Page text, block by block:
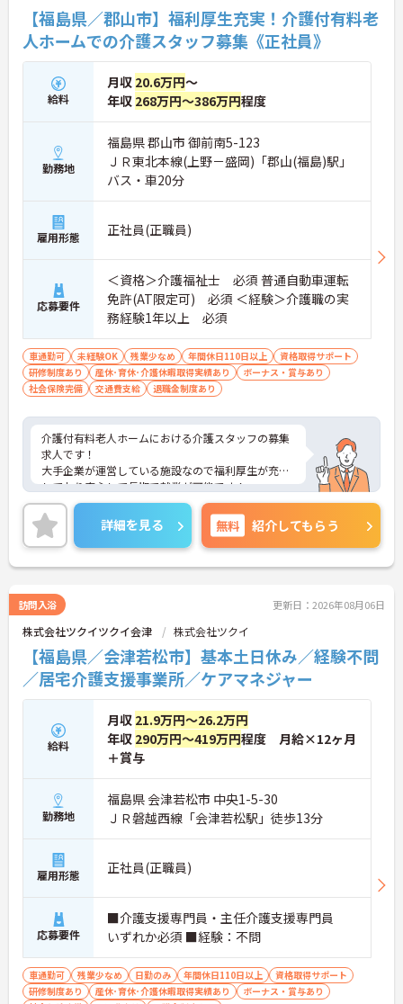
【福島県／郡山市】福利厚生充実！介護付有料老
人ホームでの介護スタッフ募集《正社員》
給料
月収 20.6万円～
年収 268万円～386万円程度
勤務地
福島県 郡山市 御前南5-123
ＪＲ東北本線(上野－盛岡)「郡山(福島)駅」
バス・車20分
雇用形態 正社員(正職員)
応募要件
＜資格＞介護福祉士 必須 普通自動車運転
免許(AT限定可) 必須 ＜経験＞介護職の実
務経験1年以上 必須
車通勤可 未経験OK 残業少なめ 年間休日110日以上
資格取得サポート
研修制度あり
産休･育休･介護休暇取得実績あり
ボーナス・賞与あり
社会保険完備
交通費支給 退職金制度あり
介護付有料老人ホームにおける介護スタッフの募集
求人です！
大手企業が運営している施設なので福利厚生が充実
しており安心して長期で就業が可能です！
ご興味ある方には、面接のポイントなど、さらに詳
細をお話致しますのでお気軽にご相談ください。
詳細を見る 無料 紹介してもらう
訪問入浴 更新日：2026年08月06日
株式会社ツクイツクイ会津 株式会社ツクイ
【福島県／会津若松市】基本土日休み／経験不問
／居宅介護支援事業所／ケアマネジャー
給料
月収 21.9万円～26.2万円
年収 290万円～419万円程度 月給×12ヶ月
＋賞与
勤務地
福島県 会津若松市 中央1-5-30
ＪＲ磐越西線「会津若松駅」徒歩13分
雇用形態 正社員(正職員)
応募要件
■介護支援専門員・主任介護支援専門員
いずれか必須 ■経験：不問
車通勤可 残業少なめ 日勤のみ 年間休日110日以上
資格取得サポート
研修制度あり
産休･育休･介護休暇取得実績あり
ボーナス・賞与あり